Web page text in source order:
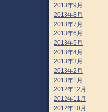
2013年9月
2013年8月
2013年7月
2013年6月
2013年5月
2013年4月
2013年3月
2013年2月
2013年1月
2012年12月
2012年11月
2012年10月